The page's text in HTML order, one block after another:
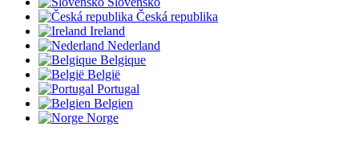
Česká republika
Ireland
Nederland
Belgique
België
Portugal
Belgien
Norge